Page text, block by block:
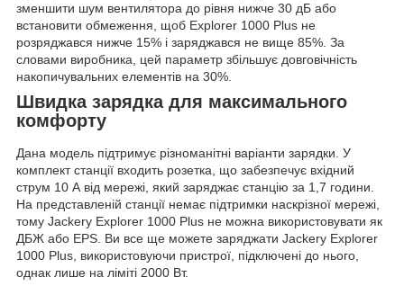
зменшити шум вентилятора до рівня нижче 30 дБ або
встановити обмеження, щоб Explorer 1000 Plus не
розряджався нижче 15% і заряджався не вище 85%. За
словами виробника, цей параметр збільшує довговічність
накопичувальних елементів на 30%.
Швидка зарядка для максимального
комфорту
Дана модель підтримує різноманітні варіанти зарядки. У
комплект станції входить розетка, що забезпечує вхідний
струм 10 А від мережі, який заряджає станцію за 1,7 години.
На представленій станції немає підтримки наскрізної мережі,
тому Jackery Explorer 1000 Plus не можна використовувати як
ДБЖ або EPS. Ви все ще можете заряджати Jackery Explorer
1000 Plus, використовуючи пристрої, підключені до нього,
однак лише на ліміті 2000 Вт.